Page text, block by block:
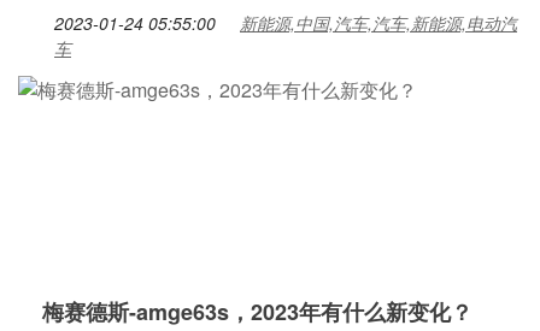
2023-01-24 05:55:00
新能源,中国,汽车,汽车,新能源,电动汽
车
梅赛德斯-amge63s，2023年有什么新变化？